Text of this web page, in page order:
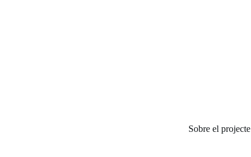
Sobre el projecte